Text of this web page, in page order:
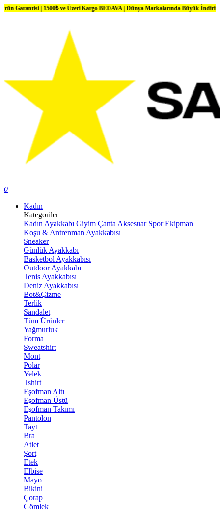
| 1500₺ ve Üzeri Kargo BEDAVA | Dünya Markalarında Büyük İndirimler
0
Kadın
Kategoriler
Kadın Ayakkabı Giyim Çanta Aksesuar Spor Ekipman
Koşu & Antrenman Ayakkabısı
Sneaker
Günlük Ayakkabı
Basketbol Ayakkabısı
Outdoor Ayakkabı
Tenis Ayakkabısı
Deniz Ayakkabısı
Bot&Çizme
Terlik
Sandalet
Tüm Ürünler
Yağmurluk
Forma
Sweatshirt
Mont
Polar
Yelek
Tshirt
Eşofman Altı
Eşofman Üstü
Eşofman Takımı
Pantolon
Tayt
Bra
Atlet
Şort
Etek
Elbise
Mayo
Bikini
Çorap
Gömlek